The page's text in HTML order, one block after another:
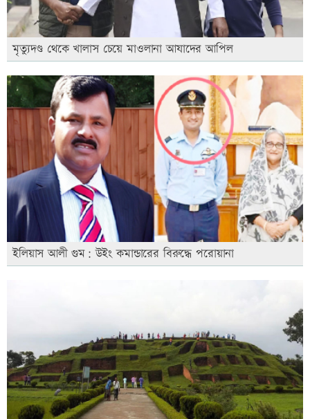
মৃত্যুদণ্ড থেকে খালাস চেয়ে মাওলানা আযাদের আপিল
ইলিয়াস আলী গুম: উইং কমান্ডারের বিরুদ্ধে পরোয়ানা